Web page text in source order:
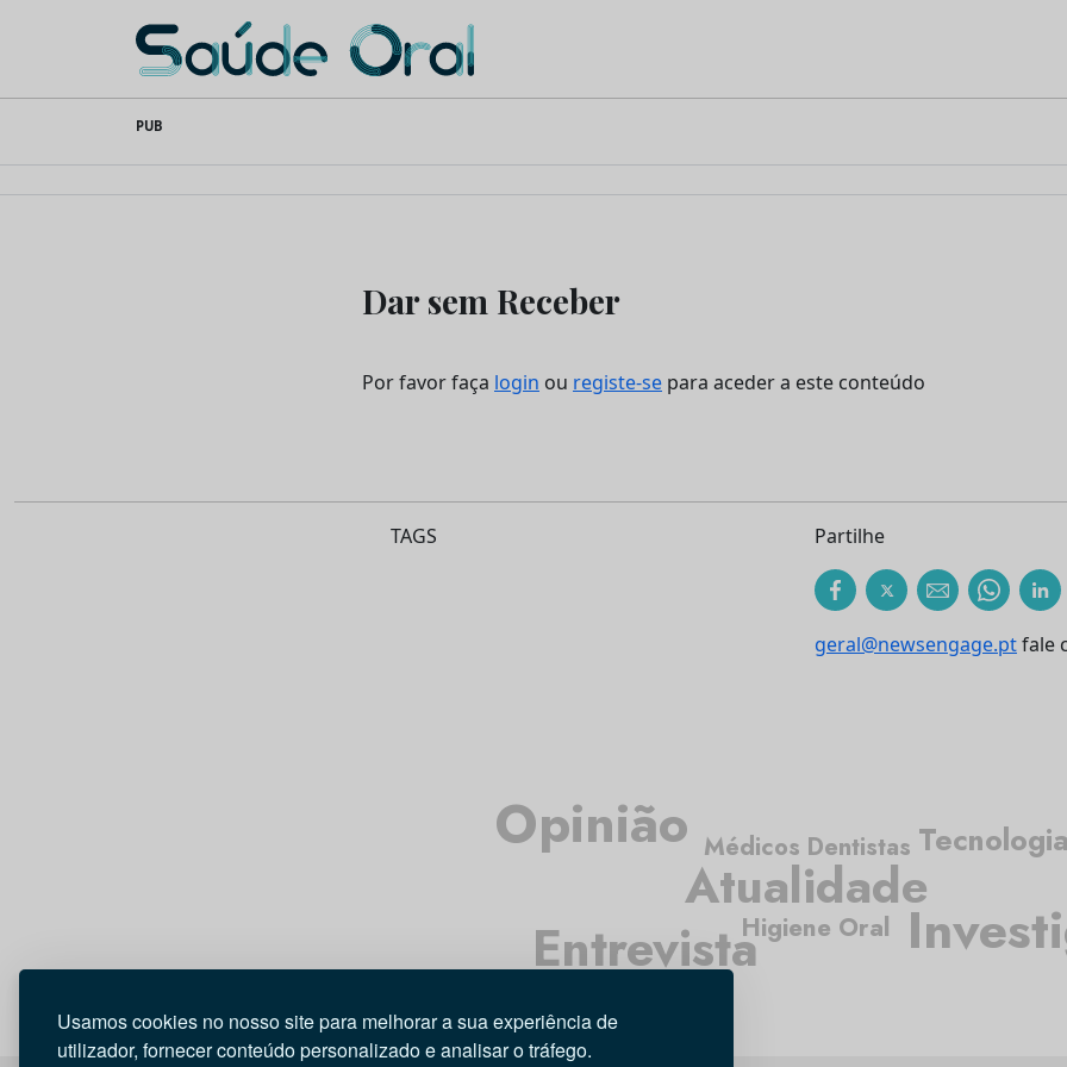
Usamos cookies no nosso site para melhorar a sua experiência de
utilizador, fornecer conteúdo personalizado e analisar o tráfego.
content
Saúde Oral
PUB
Dar sem Receber
Por favor faça login ou registe-se para aceder a este conteúdo
TAGS Partilhe
geral@newsengage.ptfale
Atualidade
Médicos Dentistas
Higiene Oral
Entrevista
Opinião Tecnologia